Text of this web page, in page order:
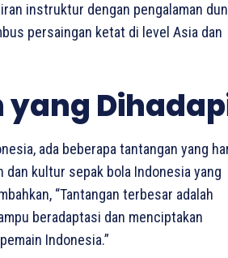
instruktur dengan pengalaman
persaingan ketat di level Asia dan
ada beberapa tantangan yang
dan kultur sepak bola Indonesia yang
“Tantangan terbesar adalah
beradaptasi dan menciptakan
Indonesia.”